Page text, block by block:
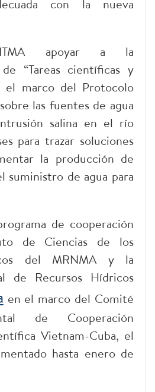
con la nueva
apoyar a la
“Tareas científicas y
el marco del Protocolo
las fuentes de agua
salina en el río
para trazar soluciones
la producción de
suministro de agua para
de cooperación
de Ciencias de los
del MRNMA y la
de Recursos Hídricos
en el marco del Comité
de Cooperación
Vietnam-Cuba, el
hasta enero de